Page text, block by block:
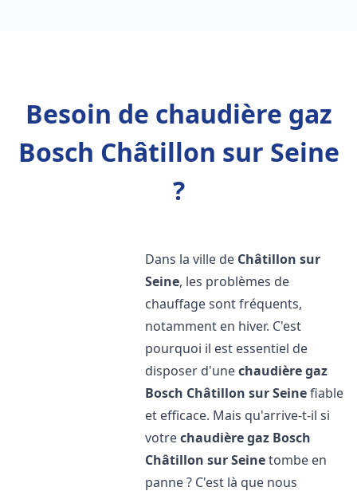
Besoin de chaudière gaz
Bosch Châtillon sur Seine
?
Dans la ville de Châtillon sur
Seine, les problèmes de
chauffage sont fréquents,
notamment en hiver. C'est
pourquoi il est essentiel de
disposer d'unechaudière gaz
Bosch Châtillon sur Seinefiable
et efficace. Mais qu'arrive-t-il si
votrechaudière gaz Bosch
Châtillon sur Seinetombe en
panne ? C'est là que nous